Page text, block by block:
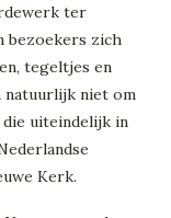
ter
bezoekers zich
tegeltjes en
natuurlijk niet om
die uiteindelijk in
Kerk.